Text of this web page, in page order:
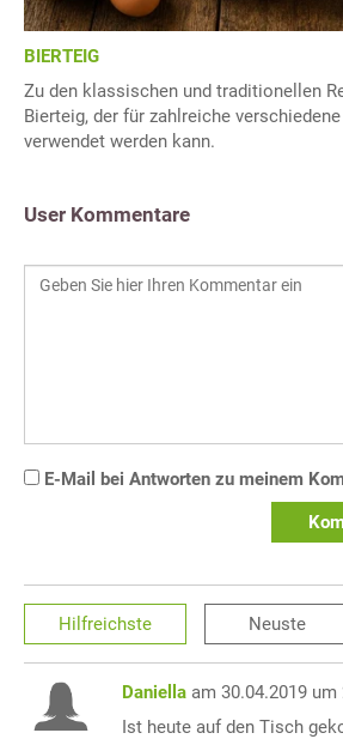
BIERTEIG
Zu den klassischen und traditionellen
Bierteig, der für zahlreiche
verwendet werden kann.
User Kommentare
E-Mail bei Antworten zu meinem
Hilfreichste Neuste
Daniella am 30.04.2019 um
Ist heute auf den Tisch